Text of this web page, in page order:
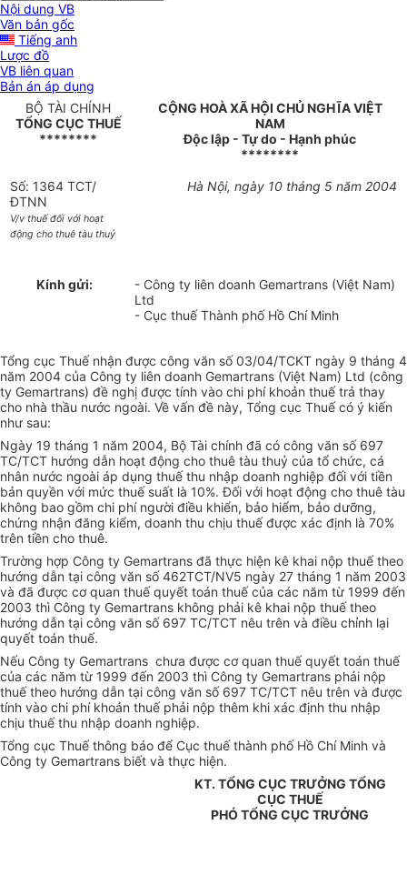
Nội dung VB
Văn bản gốc
Tiếng anh
Lược đồ
VB liên quan
Bản án áp dụng
BỘ TÀI CHÍNH
TỔNG CỤC THUẾ
********
CỘNG HOÀ XÃ HỘI CHỦ NGHĨA VIỆT
NAM
Độc lập - Tự do - Hạnh phúc
********
Số: 1364 TCT/
ĐTNN
V/v thuế đối với hoạt
động cho thuê tàu thuỷ
Hà Nội, ngày 10 tháng 5 năm 2004
Kính gửi:
- Công ty liên doanh Gemartrans (Việt Nam)
Ltd
- Cục thuế Thành phố Hồ Chí Minh
Tổng cục Thuế nhận được công văn số 03/04/TCKT ngày 9 tháng 4
năm 2004 của Công ty liên doanh Gemartrans (Việt Nam) Ltd (công
ty Gemartrans) đề nghị được tính vào chi phí khoản thuế trả thay
cho nhà thầu nước ngoài. Về vấn đề này, Tổng cục Thuế có ý kiến
như sau:
Ngày 19 tháng 1 năm 2004, Bộ Tài chính đã có công văn số 697
TC/TCT hướng dẫn hoạt động cho thuê tàu thuỷ của tổ chức, cá
nhân nước ngoài áp dụng thuế thu nhập doanh nghiệp đối với tiền
bản quyền với mức thuế suất là 10%. Đối với hoạt động cho thuê tàu
không bao gồm chi phí người điều khiển, bảo hiểm, bảo dưỡng,
chứng nhận đăng kiểm, doanh thu chịu thuế được xác định là 70%
trên tiền cho thuê.
Trường hợp Công ty Gemartrans đã thực hiện kê khai nộp thuế theo
hướng dẫn tại công văn số 462TCT/NV5 ngày 27 tháng 1 năm 2003
và đã được cơ quan thuế quyết toán thuế của các năm từ 1999 đến
2003 thì Công ty Gemartrans không phải kê khai nộp thuế theo
hướng dẫn tại công văn số 697 TC/TCT nêu trên và điều chỉnh lại
quyết toán thuế.
Nếu Công ty Gemartrans chưa được cơ quan thuế quyết toán thuế
của các năm từ 1999 đến 2003 thì Công ty Gemartrans phải nộp
thuế theo hướng dẫn tại công văn số 697 TC/TCT nêu trên và được
tính vào chi phí khoản thuế phải nộp thêm khi xác định thu nhập
chịu thuế thu nhập doanh nghiệp.
Tổng cục Thuế thông báo để Cục thuế thành phố Hồ Chí Minh và
Công ty Gemartrans biết và thực hiện.
KT. TỔNG CỤC TRƯỞNG TỔNG
CỤC THUẾ
PHÓ TỔNG CỤC TRƯỞNG